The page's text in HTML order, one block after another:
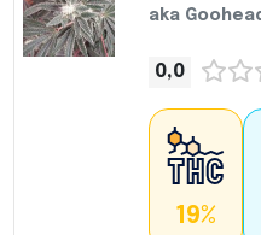
aka
0,0
19%